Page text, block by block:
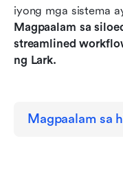
Magpaalam sa
streamlined
ng Lark.
Magpaalam sa